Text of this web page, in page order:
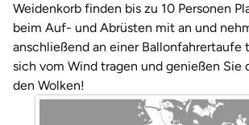
Weidenkorb finden bis zu 10 Personen
beim Auf- und Abrüsten mit an und
anschließend an einer Ballonfahrertaufe
sich vom Wind tragen und genießen Sie
den Wolken!